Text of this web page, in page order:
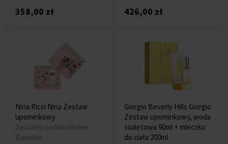
358,00 zł 426,00 zł
Nina Ricci Nina Zestaw
upominkowy
Zestawy podarunkowe -
Damskie
Giorgio Beverly Hills Giorgio
Zestaw upominkowy, woda
toaletowa 90ml + mleczko
do ciała 200ml